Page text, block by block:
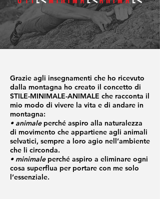
Grazie agli insegnamenti che ho ricevuto
dalla montagna ho creato il concetto di
STILE-MINIMALE-ANIMALE che racconta il
mio modo di vivere la vita e di andare in
montagna:
• animaleperché aspiro alla naturalezza
di movimento che appartiene agli animali
selvatici, sempre a loro agio nell’ambiente
che li circonda.
• minimaleperché aspiro a eliminare ogni
cosa superflua per portare con me solo
l’essenziale.